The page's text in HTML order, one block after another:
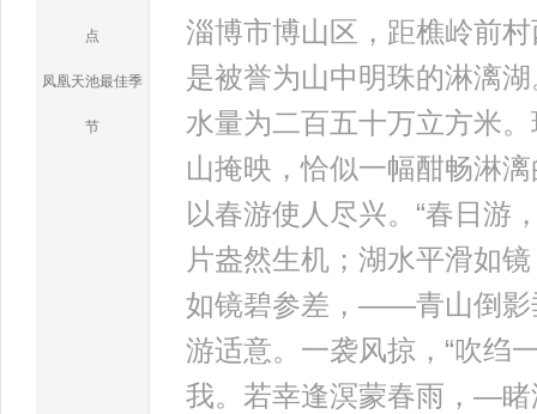
点
凤凰天池最佳季
节
淄博市博山区，距樵岭前
是被誉为山中明珠的淋漓
水量为二百五十万立方米
山掩映，恰似一幅酣畅淋
以春游使人尽兴。“春日游
片盎然生机；湖水平滑如
如镜碧参差，——青山倒影
游适意。一袭风掠，“吹绉
我。若幸逢溟蒙春雨，—睹